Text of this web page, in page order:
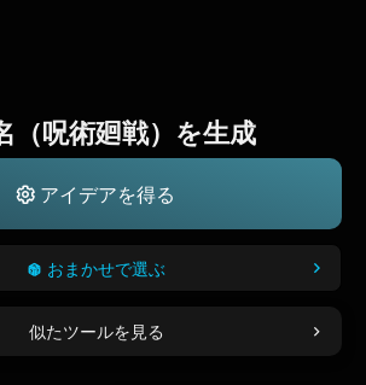
（呪術廻戦）を生成
アイデアを得る
おまかせで選ぶ
似たツールを見る